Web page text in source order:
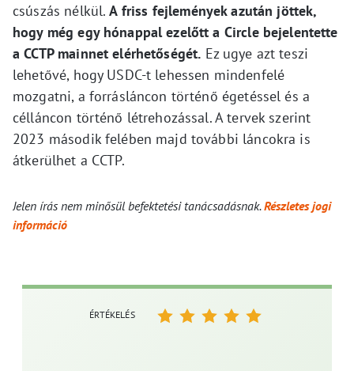
csúszás nélkül.A friss fejlemények azután jöttek,
hogy még egy hónappal ezelőtt a Circle bejelentette
a CCTP mainnet elérhetőségét. Ez ugye azt teszi
lehetővé, hogy USDC-t lehessen mindenfelé
mozgatni, a forrásláncon történő égetéssel és a
célláncon történő létrehozással. A tervek szerint
2023 második felében majd további láncokra is
átkerülhet a CCTP.
Jelen írás nem minősül befektetési tanácsadásnak.Részletes jogi
információ
ÉRTÉKELÉS